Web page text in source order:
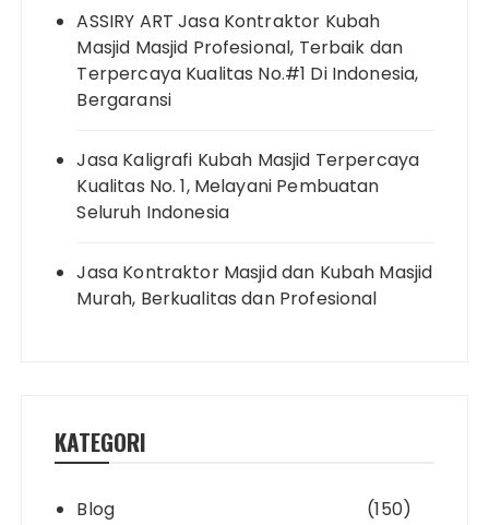
ASSIRY ART Jasa Kontraktor Kubah
Masjid Masjid Profesional, Terbaik dan
Terpercaya Kualitas No.#1 Di Indonesia,
Bergaransi
Jasa Kaligrafi Kubah Masjid Terpercaya
Kualitas No. 1, Melayani Pembuatan
Seluruh Indonesia
Jasa Kontraktor Masjid dan Kubah Masjid
Murah, Berkualitas dan Profesional
KATEGORI
Blog (150)